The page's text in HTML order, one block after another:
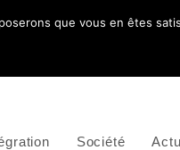
Société
que vous en êtes